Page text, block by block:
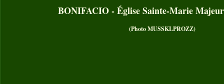
BONIFACIO - Église Sainte-Marie
(Photo MUSSKLPROZZ)